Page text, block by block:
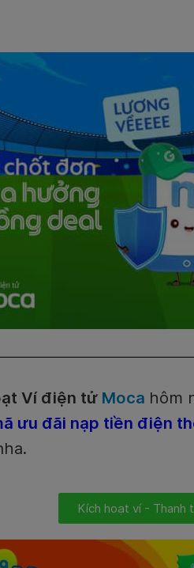
Ví điện tử Moca hôm
ưu đãi nạp tiền điện
Kích hoạt ví - Thanh